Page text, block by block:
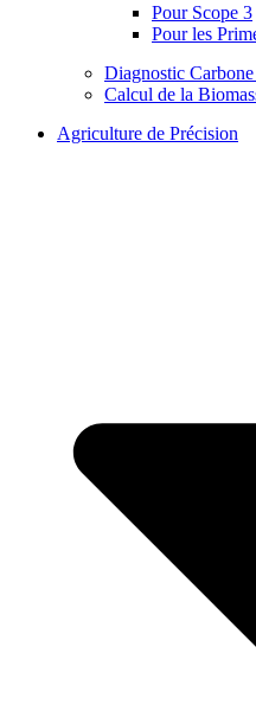
Pour Scope 3
Pour les
Diagnostic
Calcul de la
Agriculture de Précision